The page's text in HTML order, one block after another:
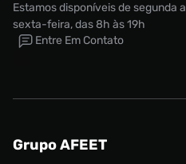
Estamos disponíveis de segunda a
sexta-feira, das 8h às 19h
Entre Em Contato
Grupo AFEET